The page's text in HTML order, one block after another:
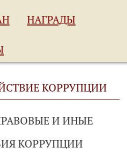
НАГРАДЫ
КОРРУПЦИИ
И ИНЫЕ
КОРРУПЦИИ